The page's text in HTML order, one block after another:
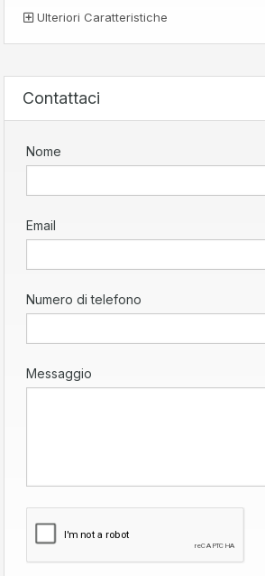
Ulteriori Caratteristiche
Contattaci
Nome
Email
Numero di telefono
Messaggio